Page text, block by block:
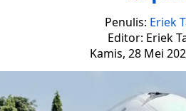
Penulis: Eriek
Editor: Eriek
Kamis, 28 Mei